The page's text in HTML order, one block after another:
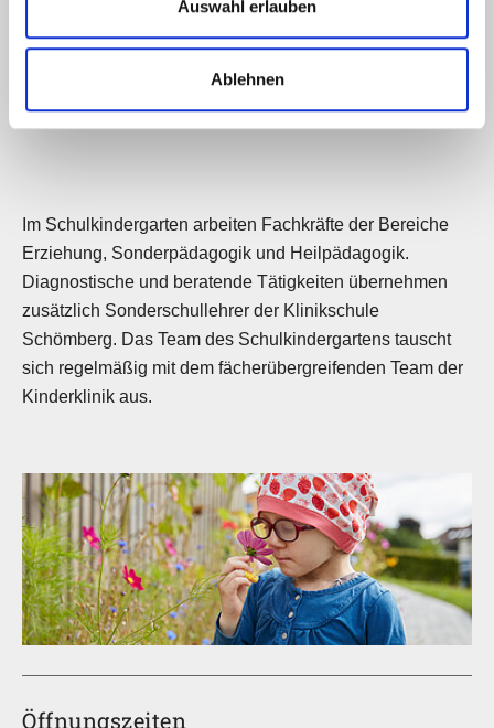
Auswahl erlauben
Ablehnen
Unser Team
Im Schulkindergarten arbeiten Fachkräfte der Bereiche
Erziehung, Sonderpädagogik und Heilpädagogik.
Diagnostische und beratende Tätigkeiten übernehmen
zusätzlich Sonderschullehrer der Klinikschule
Schömberg. Das Team des Schulkindergartens tauscht
sich regelmäßig mit dem fächerübergreifenden Team der
Kinderklinik aus.
Öffnungszeiten